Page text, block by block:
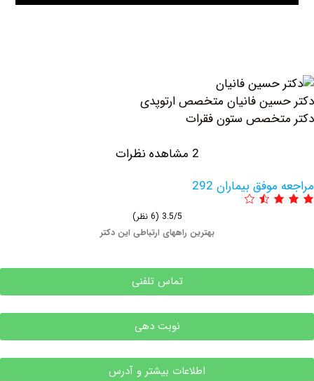
فانیان متخصص ارتوپدی
ستون فقرات
بیماران 292
بهترین راههای ارتباطی این دکتر
تماس تلفنی
نوبت دهی
اطلاعات بیشتر و آدرس